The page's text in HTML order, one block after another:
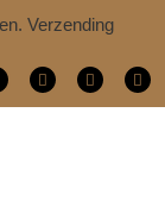
Verzending